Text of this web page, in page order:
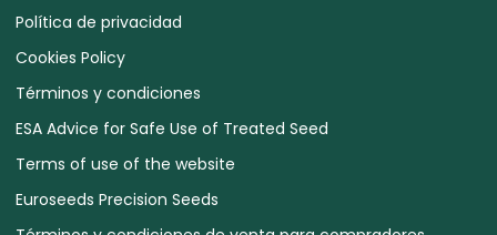
Política de privacidad
Cookies Policy
Términos y condiciones
ESA Advice for Safe Use of Treated Seed
Terms of use of the website
Euroseeds Precision Seeds